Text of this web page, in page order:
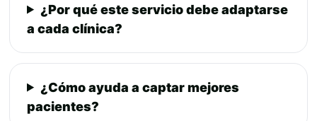
¿Por qué este servicio debe adaptarse
a cada clínica?
¿Cómo ayuda a captar mejores
pacientes?